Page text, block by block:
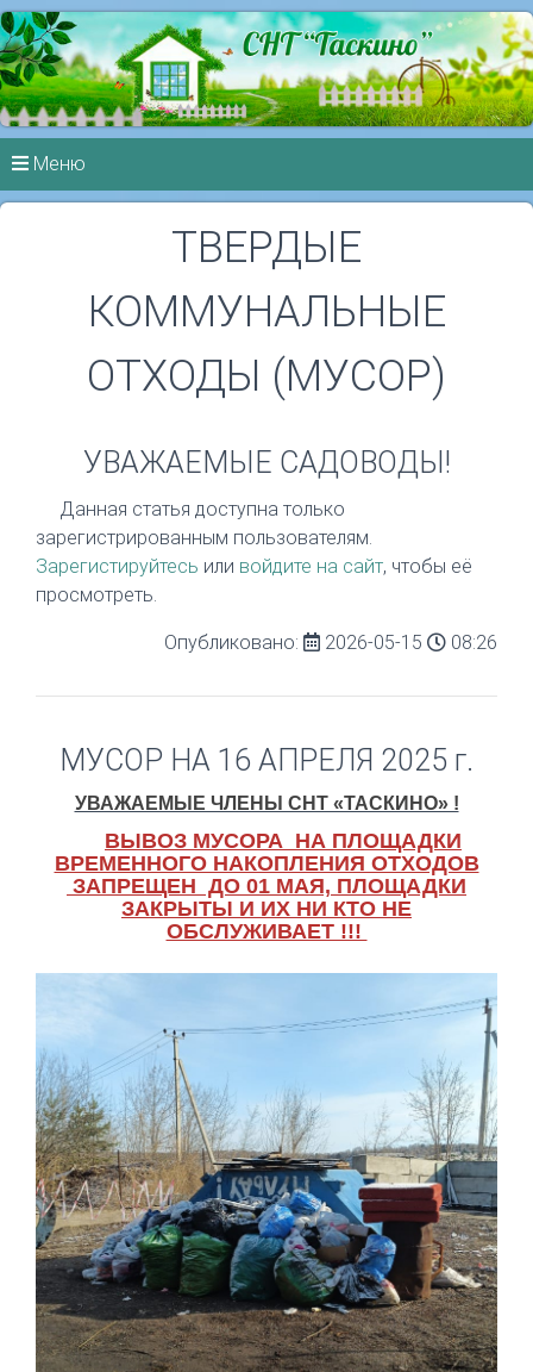
Меню
ТВЕРДЫЕ
КОММУНАЛЬНЫЕ
ОТХОДЫ (МУСОР)
УВАЖАЕМЫЕ САДОВОДЫ!
Данная статья доступна только
зарегистрированным пользователям.
Зарегистируйтесь или войдите на сайт, чтобы её
просмотреть.
Опубликовано: 2026-05-15 08:26
МУСОР НА 16 АПРЕЛЯ 2025 г.
УВАЖАЕМЫЕ ЧЛЕНЫ СНТ «ТАСКИНО» !
ВЫВОЗ МУСОРА НА ПЛОЩАДКИ
ВРЕМЕННОГО НАКОПЛЕНИЯ ОТХОДОВ
ЗАПРЕЩЕН ДО 01 МАЯ, ПЛОЩАДКИ
ЗАКРЫТЫ И ИХ НИ КТО НЕ
ОБСЛУЖИВАЕТ !!!